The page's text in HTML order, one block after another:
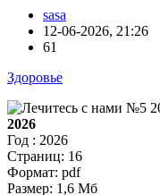
sasa
12-06-2026, 21:26
61
Здоровье
2026
Год : 2026
Страниц: 16
Формат: pdf
Размер: 1,6 Мб